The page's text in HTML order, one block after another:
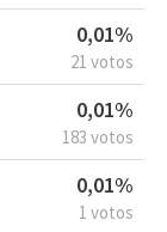
0,01%
21 votos
0,01%
183 votos
0,01%
1 votos